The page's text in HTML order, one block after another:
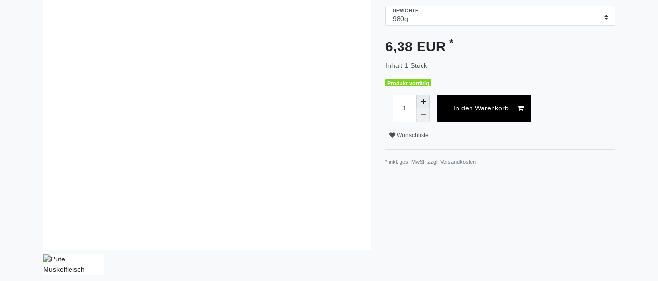
GEWICHTE
6,38 EUR *
Inhalt 1 Stück
Produkt vorrätig
In den Warenkorb
Wunschliste
* inkl. ges. MwSt. zzgl. Versandkosten